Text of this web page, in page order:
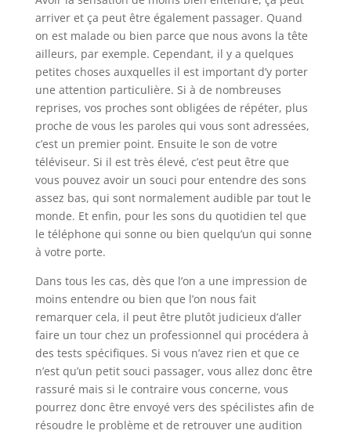
arriver et ça peut être également passager. Quand
on est malade ou bien parce que nous avons la tête
ailleurs, par exemple. Cependant, il y a quelques
petites choses auxquelles il est important d’y porter
une attention particulière. Si à de nombreuses
reprises, vos proches sont obligées de répéter, plus
proche de vous les paroles qui vous sont adressées,
c’est un premier point. Ensuite le son de votre
téléviseur. Si il est très élevé, c’est peut être que
vous pouvez avoir un souci pour entendre des sons
assez bas, qui sont normalement audible par tout le
monde. Et enfin, pour les sons du quotidien tel que
le téléphone qui sonne ou bien quelqu’un qui sonne
à votre porte.
Dans tous les cas, dès que l’on a une impression de
moins entendre ou bien que l’on nous fait
remarquer cela, il peut être plutôt judicieux d’aller
faire un tour chez un professionnel qui procédera à
des tests spécifiques. Si vous n’avez rien et que ce
n’est qu’un petit souci passager, vous allez donc être
rassuré mais si le contraire vous concerne, vous
pourrez donc être envoyé vers des spécilistes afin de
résoudre le problème et de retrouver une audition